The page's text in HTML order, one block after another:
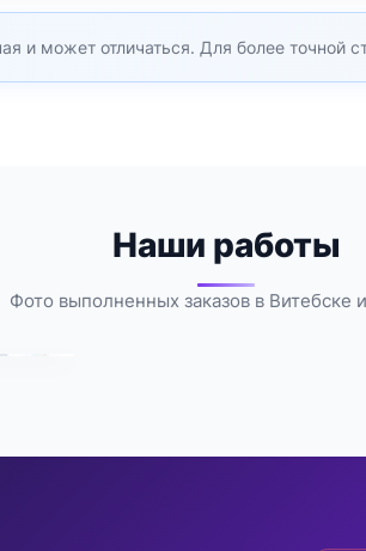
и может отличаться. Для более точной
Наши работы
Фото выполненных заказов в Витебске